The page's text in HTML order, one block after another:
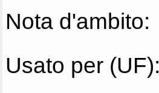
Nota d'ambito:
Usato per (UF):